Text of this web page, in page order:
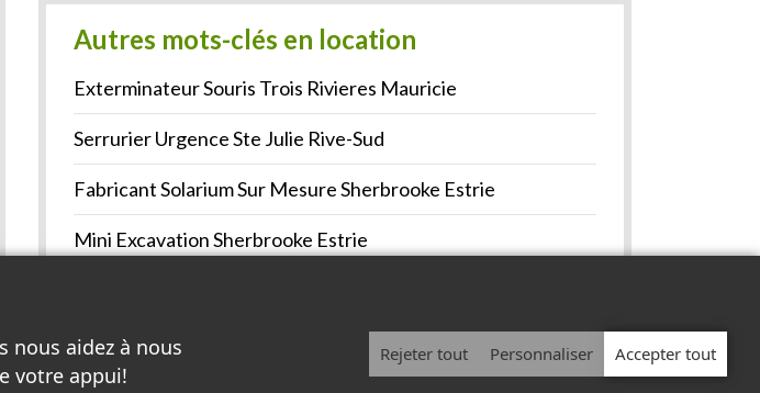
Autres mots-clés en location
Exterminateur Souris Trois Rivieres Mauricie
Serrurier Urgence Ste Julie Rive-Sud
Fabricant Solarium Sur Mesure Sherbrooke Estrie
Mini Excavation Sherbrooke Estrie
Voir la liste complète >
nous aidez à nous
votre appui!
Rejeter tout Personnaliser Accepter tout